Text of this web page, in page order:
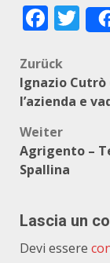
Zurück
Ignazio
l’azienda e
Weiter
Agrigento –
Spallina
Lascia un
Devi essere